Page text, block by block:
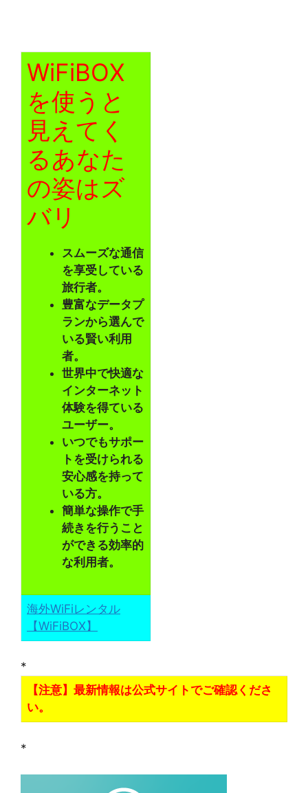
WiFiBOX
を使うと
見えてく
るあなた
の姿はズ
バリ
スムーズな通信
を享受している
旅行者。
豊富なデータプ
ランから選んで
いる賢い利用
者。
世界中で快適な
インターネット
体験を得ている
ユーザー。
いつでもサポー
トを受けられる
安心感を持って
いる方。
簡単な操作で手
続きを行うこと
ができる効率的
な利用者。
海外WiFiレンタル
【WiFiBOX】
*
【注意】最新情報は公式サイトでご確認くださ
い。
*